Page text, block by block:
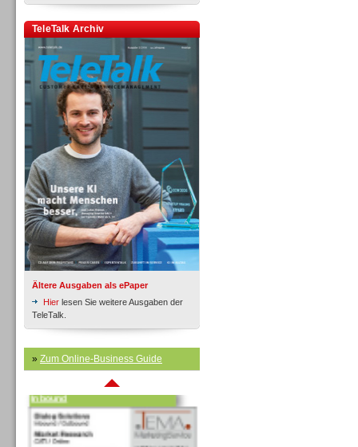
TeleTalk Archiv
Ältere Ausgaben als ePaper
Hier lesen Sie weitere Ausgaben der
TeleTalk.
» Zum Online-Business Guide
Inbound
Inbound
Inbound